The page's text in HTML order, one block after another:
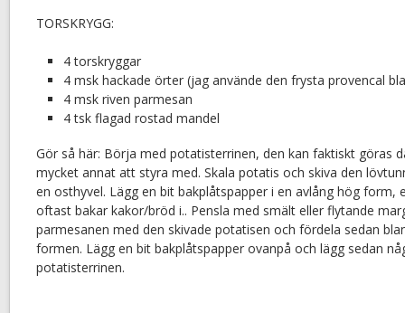
TORSKRYGG:
4 torskryggar
4 msk hackade örter (jag använde den frysta provencal
4 msk riven parmesan
4 tsk flagad rostad mandel
Gör så här: Börja med potatisterrinen, den kan faktiskt göras
mycket annat att styra med. Skala potatis och skiva den
en osthyvel. Lägg en bit bakplåtspapper i en avlång hög form,
oftast bakar kakor/bröd i.. Pensla med smält eller flytande
parmesanen med den skivade potatisen och fördela sedan
formen. Lägg en bit bakplåtspapper ovanpå och lägg sedan
potatisterrinen.